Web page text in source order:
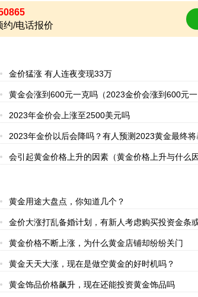
约/电话报价
金价猛涨 有人连夜变现33万
黄金会涨到600元一克吗（2023金价会涨到600元一
2023年金价会上涨至2500美元吗
2023年金价以后会降吗？有人预测2023黄金最终将
会引起黄金价格上升的因素（黄金价格上升与什么因
黄金用途大盘点，你知道几个？
金价大涨打乱备婚计划，有新人考虑购买投资金条或
折现
黄金价格不断上涨，为什么黄金店铺却纷纷关门
黄金天天大涨，现在是做空黄金的好时机吗？
黄金饰品价格飙升，现在还能投资黄金饰品吗